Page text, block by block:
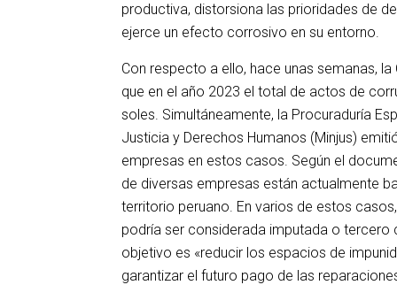
productiva, distorsiona las prioridades de
ejerce un efecto corrosivo en su entorno.
Con respecto a ello, hace unas semanas,
que en el año 2023 el total de actos de
soles. Simultáneamente, la Procuraduría
Justicia y Derechos Humanos (Minjus)
empresas en estos casos. Según el
de diversas empresas están actualmente
territorio peruano. En varios de estos
podría ser considerada imputada o tercero
objetivo es «reducir los espacios de
garantizar el futuro pago de las